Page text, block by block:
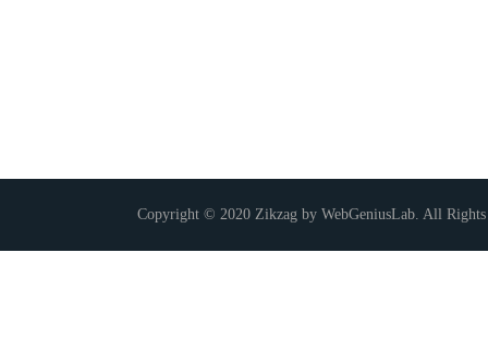
Copyright © 2020 Zikzag by WebGeniusLab. All Rights